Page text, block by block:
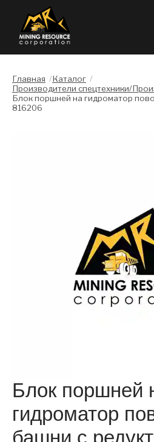
Главная /Каталог /
Производители спецтехники/
Блок поршней на гидроматор
816206
Блок поршней
гидроматор